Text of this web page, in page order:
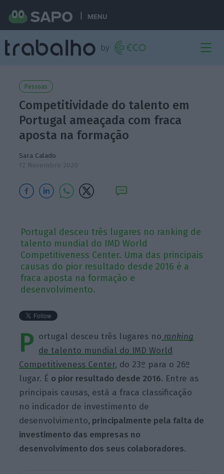
MENU
Pessoas
Competitividade do talento em
Portugal ameaçada com fraca
aposta na formação
Sara Calado
12 Novembro 2020
Portugal desceu três lugares no ranking de
talento mundial do IMD World
Competitiveness Center. Uma das principais
causas do pior resultado desde 2016 é a
fraca aposta na formação e
desenvolvimento.
P ortugal desceu três lugares no ranking
de talento mundial do IMD World
Competitiveness Center, do 23º para o 26º
lugar. É o pior resultado desde 2016. Entre as
principais causas, está a fraca classificação
no indicador de investimento de
desenvolvimento, principalmente pela falta de
investimento das empresas no
desenvolvimento dos seus colaboradores.